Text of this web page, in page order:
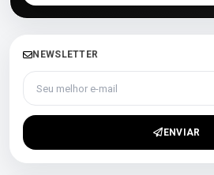
NEWSLETTER
Seu melhor e-mail
ENVIAR